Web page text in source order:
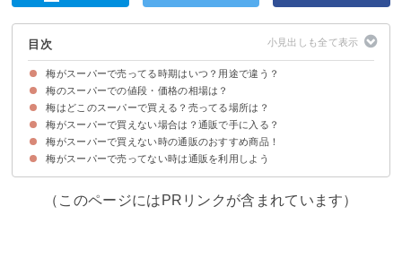
目次
梅がスーパーで売ってる時期はいつ？用途で違う？
青梅が売ってる時期は5月下旬〜6月中旬
完熟梅（黄梅）が売ってる時期は6月中旬〜7月初旬
梅のスーパーでの値段・価格の相場は？
スーパーの梅の値段は1kgあたり800〜1000円ほど
梅はどこのスーパーで買える？売ってる場所は？
青梅・完熟梅（黄梅）が売ってるスーパー
スーパー以外で青梅・完熟梅（黄梅）の取り扱いがある店・店舗
梅がスーパーで買えない場合は？通販で手に入る？
生の梅が通販で流通している時期はスーパーと同じ
用途は限られるが冷凍梅なら時期外れでも手に入る
梅がスーパーで買えない時の通販のおすすめ商品！
①福井県産 木成り完熟 新平太夫梅 2㎏入り（3,680円）
②和歌山産 南高梅 青梅 梅酒用 1kg 2Lサイズ 贈答向け （2,300円）
梅がスーパーで売ってない時は通販を利用しよう
（このページにはPRリンクが含まれています）